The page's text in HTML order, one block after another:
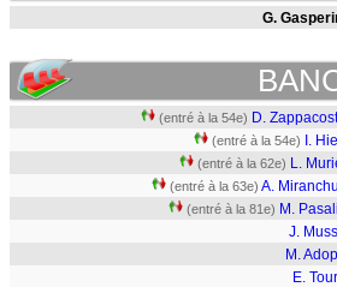
G.
(entré à la 54e) D.
(entré à la 54e) I.
(entré à la 62e) L.
(entré à la 63e) A.
(entré à la 81e) M.
J.
M.
E.